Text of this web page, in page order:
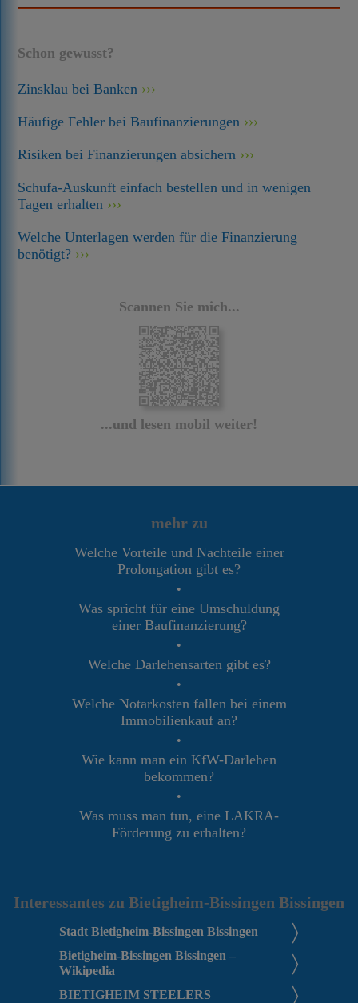
Schon gewusst?
Zinsklau bei Banken
Häufige Fehler bei Baufinanzierungen
Risiken bei Finanzierungen absichern
Schufa-Auskunft einfach bestellen und in wenigen
Tagen erhalten
Welche Unterlagen werden für die Finanzierung
benötigt?
Scannen Sie mich...
...und lesen mobil weiter!
mehr zu
Welche Vorteile und Nachteile einer
Prolongation gibt es?
•
Was spricht für eine Umschuldung
einer Baufinanzierung?
•
Welche Darlehensarten gibt es?
•
Welche Notarkosten fallen bei einem
Immobilienkauf an?
•
Wie kann man ein KfW-Darlehen
bekommen?
•
Was muss man tun, eine LAKRA-
Förderung zu erhalten?
Interessantes zu Bietigheim-Bissingen Bissingen
Stadt Bietigheim-Bissingen Bissingen
Bietigheim-Bissingen Bissingen –
Wikipedia
BIETIGHEIM STEELERS